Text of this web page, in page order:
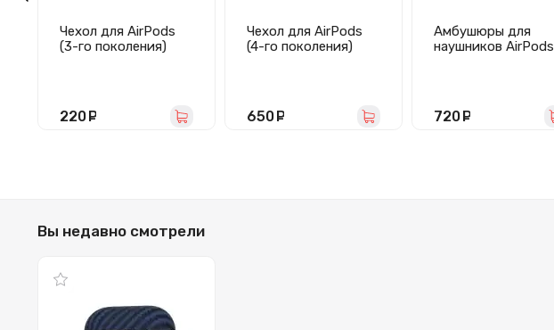
Чехол для AirPods
(3-го поколения)
220
Чехол для AirPods
(4-го поколения)
650
Амбушюры для
наушников AirPods
720
Вы недавно смотрели